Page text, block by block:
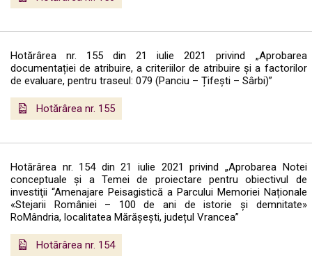
Hotărârea nr. 155 din 21 iulie 2021 privind „Aprobarea
documentației de atribuire, a criteriilor de atribuire și a factorilor
de evaluare, pentru traseul: 079 (Panciu – Țifești – Sârbi)”
Hotărârea nr. 155
Hotărârea nr. 154 din 21 iulie 2021 privind „Aprobarea Notei
conceptuale și a Temei de proiectare pentru obiectivul de
investiţii “Amenajare Peisagistică a Parcului Memoriei Naționale
«Stejarii României – 100 de ani de istorie și demnitate»
RoMândria, localitatea Mărășești, județul Vrancea”
Hotărârea nr. 154